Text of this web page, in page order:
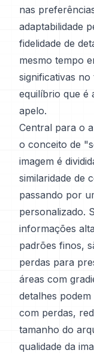
nas
adaptabilidade
fidelidade de
mesmo tempo
significativas
equilíbrio que é
apelo.
Central para o
o conceito de
imagem é
similaridade de
passando por
personalizado.
informações
padrões finos,
perdas para
áreas com
detalhes
com perdas,
tamanho do
qualidade da